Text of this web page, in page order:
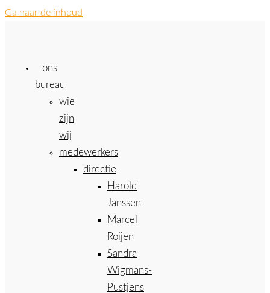
Ga naar de inhoud
ons
bureau
wie
zijn
wij
medewerkers
directie
Harold
Janssen
Marcel
Roijen
Sandra
Wigmans-
Pustjens